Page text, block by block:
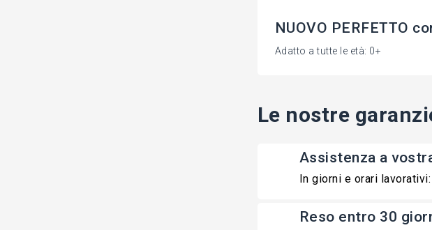
NUOVO PERFETTO
Adatto a tutte le età: 0+
Le nostre
Assistenza a
In giorni e orari
Reso entro 30